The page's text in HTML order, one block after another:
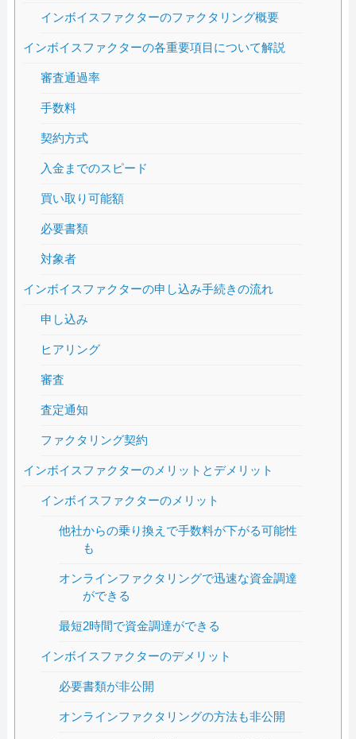
インボイスファクターのファクタリング概要
インボイスファクターの各重要項目について解説
審査通過率
手数料
契約方式
入金までのスピード
買い取り可能額
必要書類
対象者
インボイスファクターの申し込み手続きの流れ
申し込み
ヒアリング
審査
査定通知
ファクタリング契約
インボイスファクターのメリットとデメリット
インボイスファクターのメリット
他社からの乗り換えで手数料が下がる可能性
も
オンラインファクタリングで迅速な資金調達
ができる
最短2時間で資金調達ができる
インボイスファクターのデメリット
必要書類が非公開
オンラインファクタリングの方法も非公開